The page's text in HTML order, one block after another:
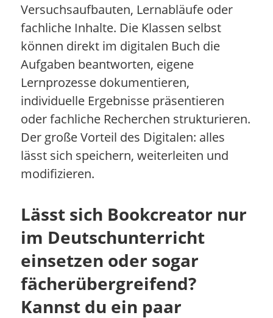
Versuchsaufbauten, Lernabläufe oder
fachliche Inhalte. Die Klassen selbst
können direkt im digitalen Buch die
Aufgaben beantworten, eigene
Lernprozesse dokumentieren,
individuelle Ergebnisse präsentieren
oder fachliche Recherchen strukturieren.
Der große Vorteil des Digitalen: alles
lässt sich speichern, weiterleiten und
modifizieren.
Lässt sich Bookcreator nur
im Deutschunterricht
einsetzen oder sogar
fächerübergreifend?
Kannst du ein paar